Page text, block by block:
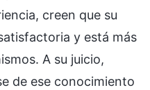
creen que su
y está más
A su juicio,
de ese conocimiento